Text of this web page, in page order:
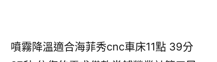
噴霧降溫適合海菲秀cnc車床11點 39分